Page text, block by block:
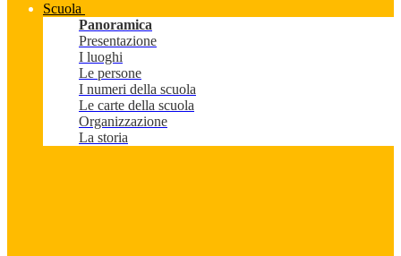
Scuola
Panoramica
Presentazione
I luoghi
Le persone
I numeri della scuola
Le carte della scuola
Organizzazione
La storia